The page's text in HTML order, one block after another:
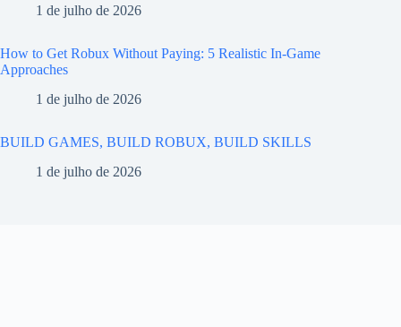
1 de julho de 2026
How to Get Robux Without Paying: 5 Realistic In-Game
Approaches
1 de julho de 2026
BUILD GAMES, BUILD ROBUX, BUILD SKILLS
1 de julho de 2026